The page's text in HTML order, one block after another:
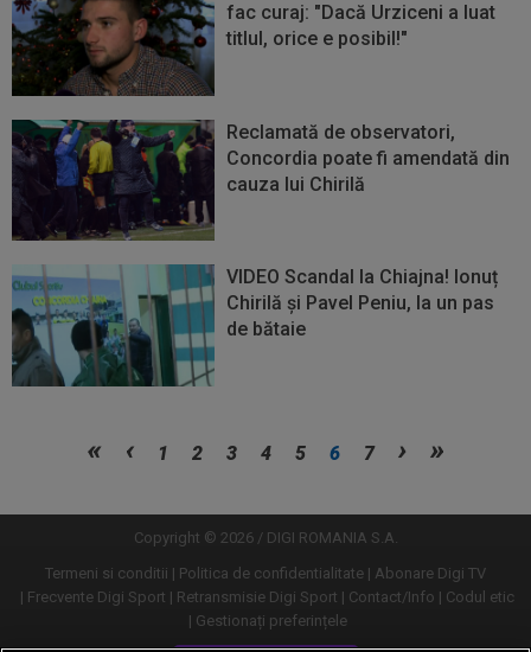
fac curaj: "Dacă Urziceni a luat
titlul, orice e posibil!"
Reclamată de observatori,
Concordia poate fi amendată din
cauza lui Chirilă
VIDEO Scandal la Chiajna! Ionuț
Chirilă și Pavel Peniu, la un pas
de bătaie
mult
mult
1 2 3 4 5 6 7
Copyright © 2026 / DIGI ROMANIA S.A.
Termeni si conditii
Politica de confidentialitate
Abonare Digi TV
Frecvente Digi Sport
Retransmisie Digi Sport Contact/Info
Codul etic
Gestionați preferințele